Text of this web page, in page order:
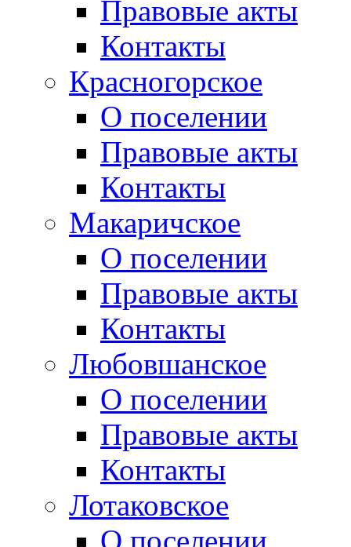
Правовые акты
Контакты
Красногорское
О поселении
Правовые акты
Контакты
Макаричское
О поселении
Правовые акты
Контакты
Любовшанское
О поселении
Правовые акты
Контакты
Лотаковское
О поселении